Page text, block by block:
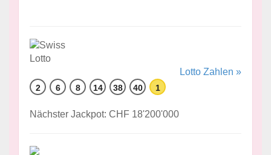
Lotto Zahlen »
2 6 8 14 38 40 1
Nächster Jackpot: CHF 18'200'000